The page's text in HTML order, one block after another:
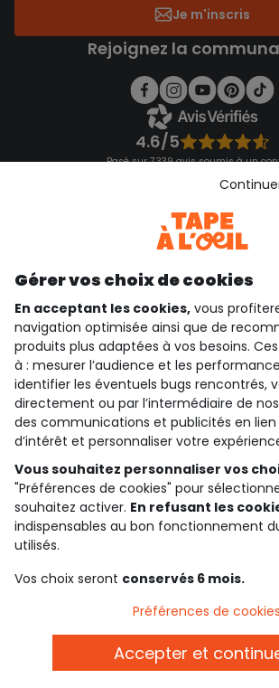
Je m'inscris
Rejoignez la
4.6/5
Basé sur 7 339 avis soumis à un
Consulter les CGU
qui sommes-nous ?
besoin d'aide ?
le club fidélité
notre catalogue
Conditions générales de ventes et d'utilisation
Conditions d’utilisation des réseaux sociaux
Politique de confidentialité
Cookies et données personnelles
Paramètres des cookies
Gérer vos choix de cookies
En acceptant les cookies, vous
navigation optimisée ainsi que de
produits plus adaptées à vos besoins.
à : mesurer l’audience et les
identifier les éventuels bugs rencontrés,
directement ou par l’intermédiaire de nos
des communications et publicités en
d’intérêt et personnaliser votre
Vous souhaitez personnaliser vos
"Préférences de cookies" pour
souhaitez activer. En refusant les
indispensables au bon fonctionnement
utilisés.
Vos choix seront conservés 6 mois.
Préférences de cookies
Accepter et